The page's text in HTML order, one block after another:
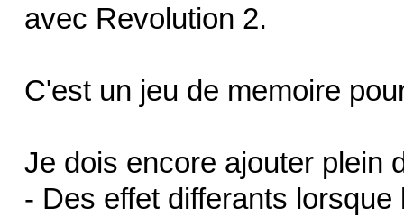
avec Revolution 2.
C'est un jeu de memoire
Je dois encore ajouter plein
- Des effet differants